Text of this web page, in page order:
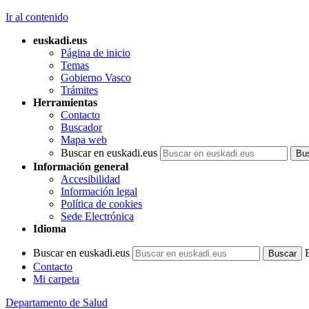
Ir al contenido
euskadi.eus
Página de inicio
Temas
Gobierno Vasco
Trámites
Herramientas
Contacto
Buscador
Mapa web
Buscar en euskadi.eus
Información general
Accesibilidad
Información legal
Política de cookies
Sede Electrónica
Idioma
Buscar en euskadi.eus
Contacto
Mi carpeta
Departamento de Salud